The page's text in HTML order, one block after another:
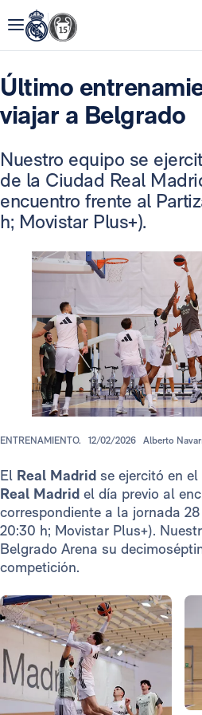
Último
viajar a Belgrado
Nuestro equipo se
de la Ciudad Real
encuentro frente al
h; Movistar Plus+).
ENTRENAMIENTO. 12/02/2026 Alberto
El Real Madrid se ejercitó en
Real Madrid el día previo al
correspondiente a la jornada
20:30 h; Movistar Plus+).
Belgrado Arena su
competición.